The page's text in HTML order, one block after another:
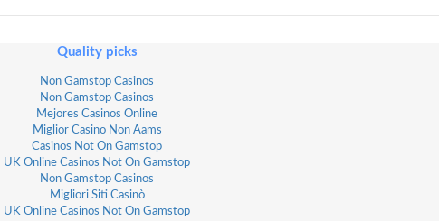
Quality picks
Non Gamstop Casinos
Non Gamstop Casinos
Mejores Casinos Online
Miglior Casino Non Aams
Casinos Not On Gamstop
UK Online Casinos Not On Gamstop
Non Gamstop Casinos
Migliori Siti Casinò
UK Online Casinos Not On Gamstop